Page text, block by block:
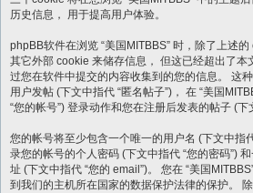
历史信息， 用于提高用户体验。
phpBB软件在浏览 “美国MITBBS” 时，除了上述
其它外部 cookie 来储存信息， 但这已经超出了本
过您在软件中提交的内容收集到的您的信息。 这
用户发帖 (下文中指代 “匿名帖子”)， 在 “美国
“您的帐号”) 登录动作和您在注册后发表的帖子 (下
您的帐号将至少包含一个唯一的用户名 (下文中指
录您的帐号的个人密码 (下文中指代 “您的密码”)
址 (下文中指代 “您的 email”)。 您在 “美国
到我们的主机所在国家的数据保护法律的保护。